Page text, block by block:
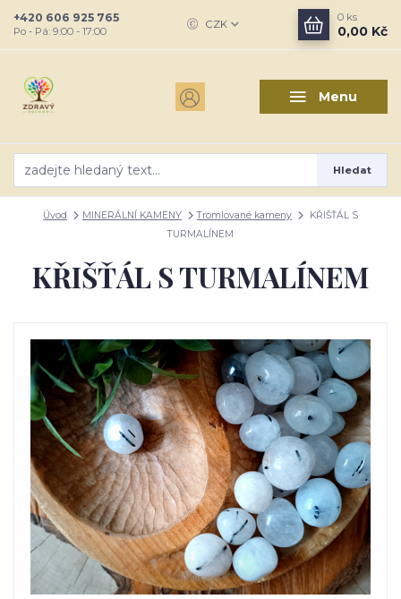
Menu
CZK
Hledat
+420 606 925 765
Po - Pá: 9:00 - 17:00
0 ks
0,00 Kč
Úvod MINERÁLNÍ KAMENY Tromlované kameny
KŘIŠŤÁL S
TURMALÍNEM
KŘIŠŤÁL S TURMALÍNEM